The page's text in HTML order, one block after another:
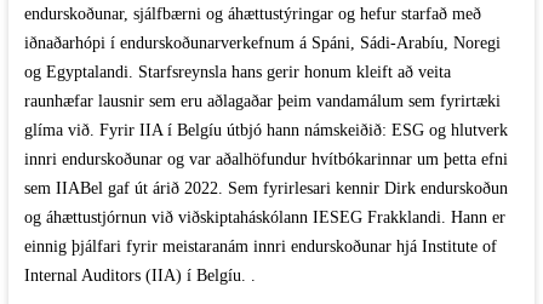
endurskoðunar, sjálfbærni og áhættustýringar og hefur starfað með
iðnaðarhópi í endurskoðunarverkefnum á Spáni, Sádi-Arabíu, Noregi
og Egyptalandi. Starfsreynsla hans gerir honum kleift að veita
raunhæfar lausnir sem eru aðlagaðar þeim vandamálum sem fyrirtæki
glíma við. Fyrir IIA í Belgíu útbjó hann námskeiðið: ESG og hlutverk
innri endurskoðunar og var aðalhöfundur hvítbókarinnar um þetta efni
sem IIABel gaf út árið 2022. Sem fyrirlesari kennir Dirk endurskoðun
og áhættustjórnun við viðskiptaháskólann IESEG Frakklandi. Hann er
einnig þjálfari fyrir meistaranám innri endurskoðunar hjá Institute of
Internal Auditors (IIA) í Belgíu. .